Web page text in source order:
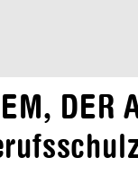
DER